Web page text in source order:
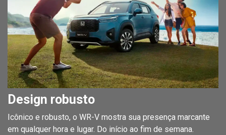
Design robusto
Icônico e robusto, o WR-V mostra sua presença marcante
em qualquer hora e lugar. Do início ao fim de semana.